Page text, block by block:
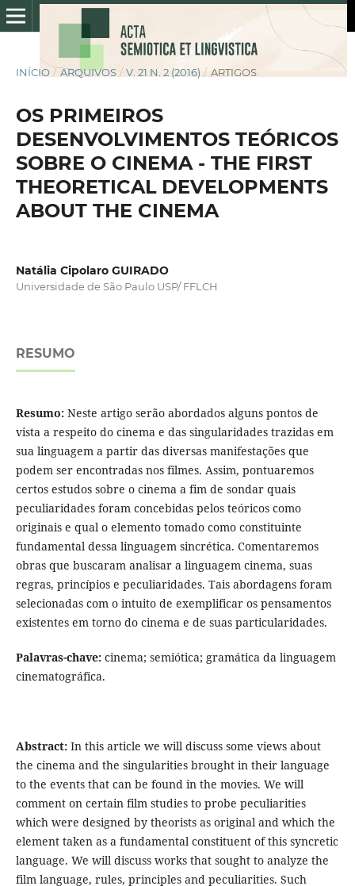
INÍCIO / ARQUIVOS / V. 21 N. 2 (2016) / ARTIGOS
OS PRIMEIROS
DESENVOLVIMENTOS TEÓRICOS
SOBRE O CINEMA - THE FIRST
THEORETICAL DEVELOPMENTS
ABOUT THE CINEMA
Natália Cipolaro GUIRADO
Universidade de São Paulo USP/ FFLCH
RESUMO
Resumo:Neste artigo serão abordados alguns pontos de
vista a respeito do cinema e das singularidades trazidas em
sua linguagem a partir das diversas manifestações que
podem ser encontradas nos filmes. Assim, pontuaremos
certos estudos sobre o cinema a fim de sondar quais
peculiaridades foram concebidas pelos teóricos como
originais e qual o elemento tomado como constituinte
fundamental dessa linguagem sincrética. Comentaremos
obras que buscaram analisar a linguagem cinema, suas
regras, princípios e peculiaridades. Tais abordagens foram
selecionadas com o intuito de exemplificar os pensamentos
existentes em torno do cinema e de suas particularidades.
Palavras-chave:cinema; semiótica; gramática da linguagem
cinematográfica.
Abstract:In this article we will discuss some views about
the cinema and the singularities brought in their language
to the events that can be found in the movies. We will
comment on certain film studies to probe peculiarities
which were designed by theorists as original and which the
element taken as a fundamental constituent of this syncretic
language. We will discuss works that sought to analyze the
film language, rules, principles and peculiarities. Such